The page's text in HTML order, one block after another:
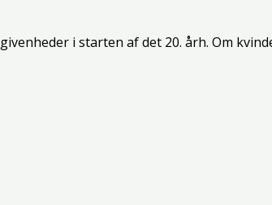
i starten af det 20. årh. Om